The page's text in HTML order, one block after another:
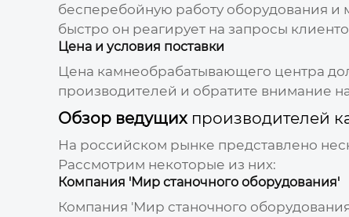
бесперебойную работу оборудования и
быстро он реагирует на запросы
Цена и условия поставки
Цена камнеобрабатывающего центра
производителей и обратите внимание
Обзор ведущих производителей
На российском рынке представлено
Рассмотрим некоторые из них:
Компания 'Мир станочного оборудования'
Компания 'Мир станочного